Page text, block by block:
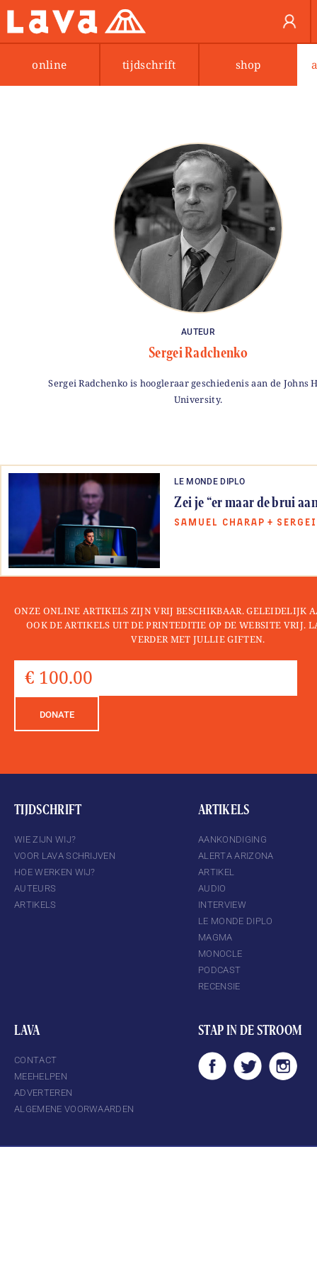
online tijdschrift shop
AUTEUR
Sergei Radchenko
Sergei Radchenko is hoogleraar geschiedenis aan de Johns
University.
LE MONDE DIPLO
Zei je “er maar de brui
SAMUEL CHARAP +
ONZE ONLINE ARTIKELS ZIJN VRIJ BESCHIKBAAR. GELEIDELIJK
OOK DE ARTIKELS UIT DE PRINTEDITIE OP DE WEBSITE VRIJ.
VERDER MET JULLIE GIFTEN.
DONATE
TIJDSCHRIFT
WIE ZIJN WIJ?
VOOR LAVA SCHRIJVEN
HOE WERKEN WIJ?
AUTEURS
ARTIKELS
ARTIKELS
AANKONDIGING
ALERTA ARIZONA
ARTIKEL
AUDIO
INTERVIEW
LE MONDE DIPLO
MAGMA
MONOCLE
PODCAST
RECENSIE
LAVA
CONTACT
MEEHELPEN
ADVERTEREN
ALGEMENE VOORWAARDEN
STAP IN DE STROOM